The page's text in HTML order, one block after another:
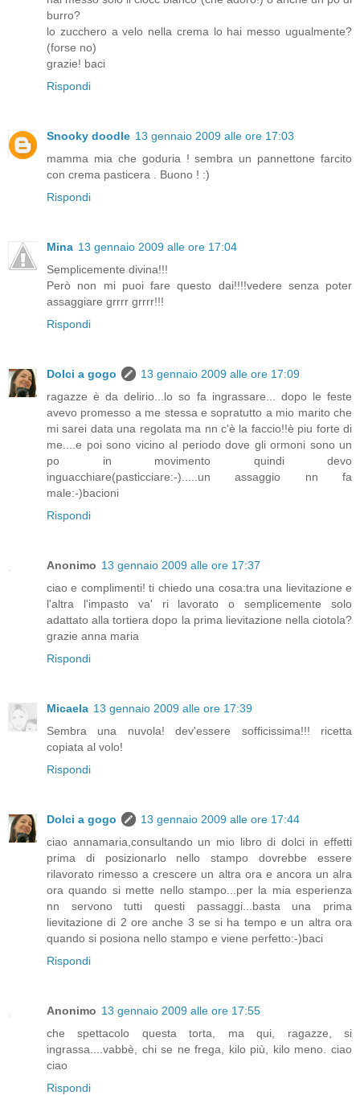
burro?
lo zucchero a velo nella crema lo hai messo ugualmente?
(forse no)
grazie! baci
Rispondi
Snooky doodle 13 gennaio 2009 alle ore 17:03
mamma mia che goduria ! sembra un pannettone farcito
con crema pasticera . Buono ! :)
Rispondi
Mina 13 gennaio 2009 alle ore 17:04
Semplicemente divina!!!
Però non mi puoi fare questo dai!!!!vedere senza poter
assaggiare grrrr grrrr!!!
Rispondi
Dolci a gogo
13 gennaio 2009 alle ore 17:09
ragazze è da delirio...lo so fa ingrassare... dopo le feste
avevo promesso a me stessa e sopratutto a mio marito che
mi sarei data una regolata ma nn c'è la faccio!!è piu forte di
me....e poi sono vicino al periodo dove gli ormoni sono un
po in movimento quindi devo
inguacchiare(pasticciare:-).....un assaggio nn fa
male:-)bacioni
Rispondi
Anonimo 13 gennaio 2009 alle ore 17:37
ciao e complimenti! ti chiedo una cosa:tra una lievitazione e
l'altra l'impasto va' ri lavorato o semplicemente solo
adattato alla tortiera dopo la prima lievitazione nella ciotola?
grazie anna maria
Rispondi
Micaela 13 gennaio 2009 alle ore 17:39
Sembra una nuvola! dev'essere sofficissima!!! ricetta
copiata al volo!
Rispondi
Dolci a gogo
13 gennaio 2009 alle ore 17:44
ciao annamaria,consultando un mio libro di dolci in effetti
prima di posizionarlo nello stampo dovrebbe essere
rilavorato rimesso a crescere un altra ora e ancora un alra
ora quando si mette nello stampo...per la mia esperienza
nn servono tutti questi passaggi...basta una prima
lievitazione di 2 ore anche 3 se si ha tempo e un altra ora
quando si posiona nello stampo e viene perfetto:-)baci
Rispondi
Anonimo 13 gennaio 2009 alle ore 17:55
che spettacolo questa torta, ma qui, ragazze, si
ingrassa....vabbè, chi se ne frega, kilo più, kilo meno. ciao
ciao
Rispondi